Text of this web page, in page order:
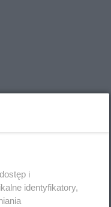
i
identyfikatory,